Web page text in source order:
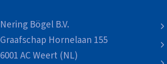
Nering Bögel B.V.
Graafschap Hornelaan 155
6001 AC Weert (NL)